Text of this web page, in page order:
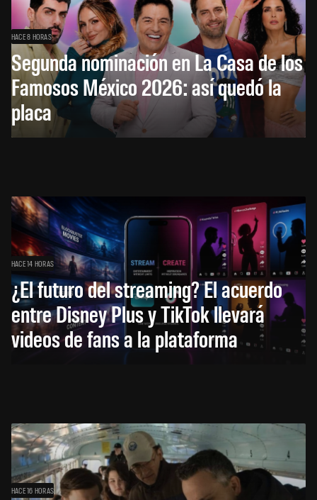
HACE 8 HORAS
Segunda nominación en La Casa de los
Famosos México 2026: así quedó la
placa
HACE 14 HORAS
¿El futuro del streaming? El acuerdo
entre Disney Plus y TikTok llevará
videos de fans a la plataforma
HACE 16 HORAS